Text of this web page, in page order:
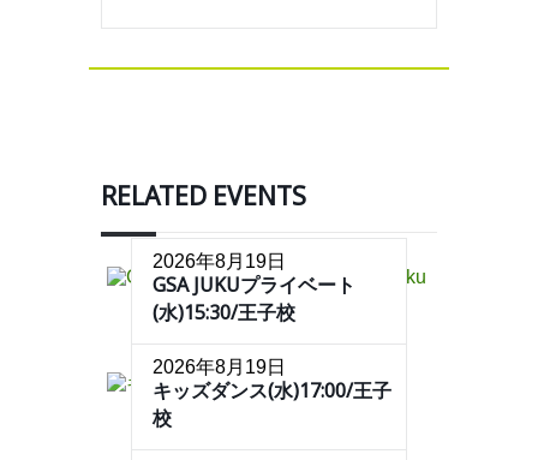
RELATED EVENTS
2026年8月19日
GSA JUKUプライベート
(水)15:30/王子校
2026年8月19日
キッズダンス(水)17:00/王子
校